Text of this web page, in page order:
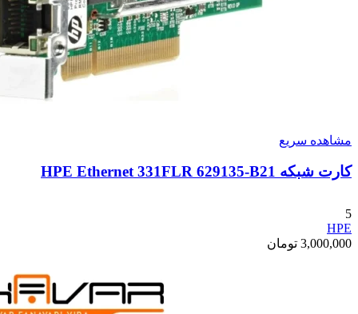
مشاهده سریع
کارت شبکه HPE Ethernet 331FLR 629135-B21
5
HPE
3,000,000 تومان